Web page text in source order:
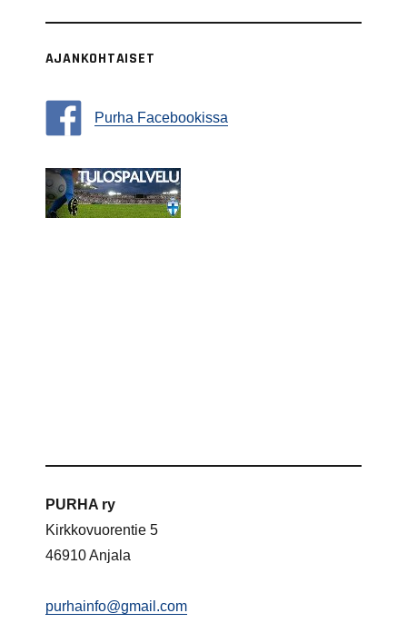
AJANKOHTAISET
Purha Facebookissa
PURHA ry
Kirkkovuorentie 5
46910 Anjala
purhainfo@gmail.com